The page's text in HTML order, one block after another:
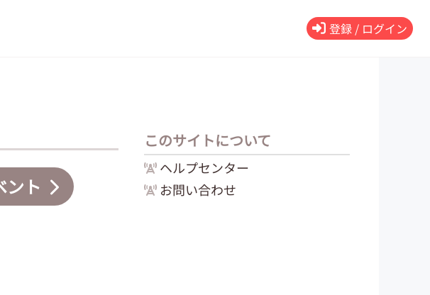
登録 / ログイン
ント
このサイトについて
ヘルプセンター
お問い合わせ